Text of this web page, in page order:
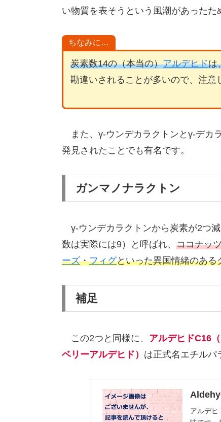
い物質を表そうという風潮があったた
ちなみに…
炭素数14の（本当の）アルデヒドは
勘違いされることが多いので、注意
また、γ-ウンデカラクトンとγ-デカ
発見されたことでも有名です。
ガンマノナラクトン
γ-ウンデカラクトンから炭素が2つ
数は実際には9）と呼ばれ、 ココナッ
ーズ・フィグといった異国情緒のある
補足
この2つと同様に、 アルデヒドC16
ベリーアルデヒド） は正式名エチル
アルデヒ